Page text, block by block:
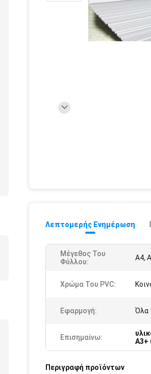
Λεπτομερής Ενημέρωση
Μέγεθος Του
Φύλλου:
A4,
Χρώμα Του PVC:
Εφαρμογή: Όλα
Επισημαίνω:
A3+
Περιγραφή προϊόντων